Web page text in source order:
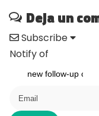
Deja un
Subscribe
Notify of